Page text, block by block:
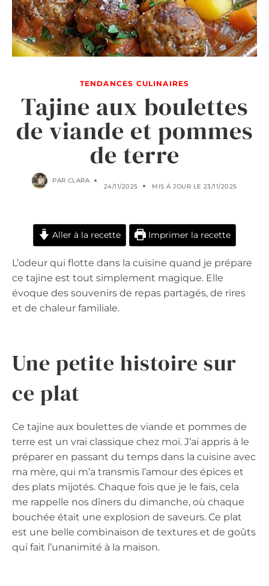
TENDANCES CULINAIRES
Tajine aux boulettes
de viande et pommes
de terre
PAR CLARA
24/11/2025 MIS À JOUR LE 23/11/2025
Aller à la recette Imprimer la recette
L’odeur qui flotte dans la cuisine quand je prépare
ce tajine est tout simplement magique. Elle
évoque des souvenirs de repas partagés, de rires
et de chaleur familiale.
Une petite histoire sur
ce plat
Ce tajine aux boulettes de viande et pommes de
terre est un vrai classique chez moi. J’ai appris à le
préparer en passant du temps dans la cuisine avec
ma mère, qui m’a transmis l’amour des épices et
des plats mijotés. Chaque fois que je le fais, cela
me rappelle nos dîners du dimanche, où chaque
bouchée était une explosion de saveurs. Ce plat
est une belle combinaison de textures et de goûts
qui fait l’unanimité à la maison.